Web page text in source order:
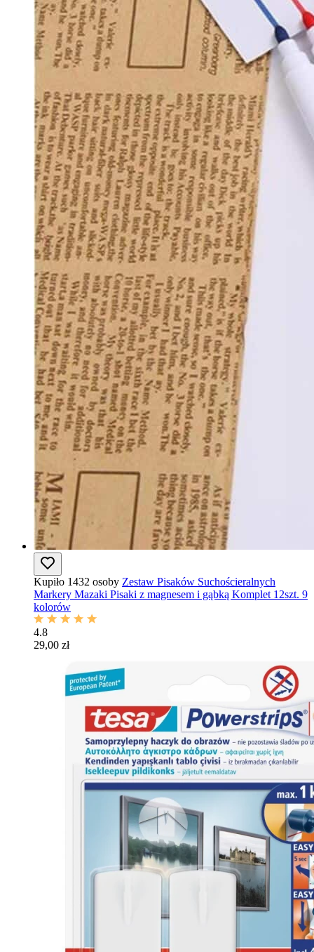
Kupiło 1432 osoby Zestaw Pisaków Suchościeralnych
Markery Mazaki Pisaki z magnesem i gąbką Komplet 12szt. 9
kolorów
4.8
29,00 zł